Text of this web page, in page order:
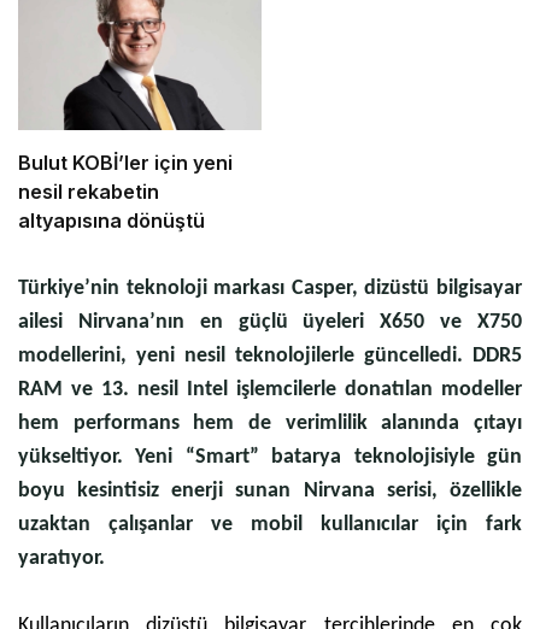
Bulut KOBİ’ler için yeni
nesil rekabetin
altyapısına dönüştü
Türkiye’nin teknoloji markası Casper, dizüstü bilgisayar
ailesi Nirvana’nın en güçlü üyeleri X650 ve X750
modellerini, yeni nesil teknolojilerle güncelledi. DDR5
RAM ve 13. nesil Intel işlemcilerle donatılan modeller
hem performans hem de verimlilik alanında çıtayı
yükseltiyor. Yeni “Smart” batarya teknolojisiyle gün
boyu kesintisiz enerji sunan Nirvana serisi, özellikle
uzaktan çalışanlar ve mobil kullanıcılar için fark
yaratıyor.